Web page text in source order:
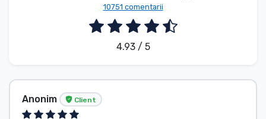
10751 comentarii
4.93 / 5
Anonim Client